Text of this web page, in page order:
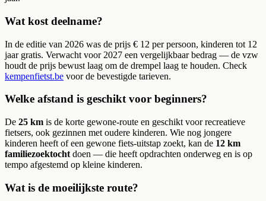
Wat kost deelname?
In de editie van 2026 was de prijs € 12 per persoon, kinderen tot 12
jaar gratis. Verwacht voor 2027 een vergelijkbaar bedrag — de vzw
houdt de prijs bewust laag om de drempel laag te houden. Check
kempenfietst.be voor de bevestigde tarieven.
Welke afstand is geschikt voor beginners?
De 25 km is de korte gewone-route en geschikt voor recreatieve
fietsers, ook gezinnen met oudere kinderen. Wie nog jongere
kinderen heeft of een gewone fiets-uitstap zoekt, kan de 12 km
familiezoektocht doen — die heeft opdrachten onderweg en is op
tempo afgestemd op kleine kinderen.
Wat is de moeilijkste route?